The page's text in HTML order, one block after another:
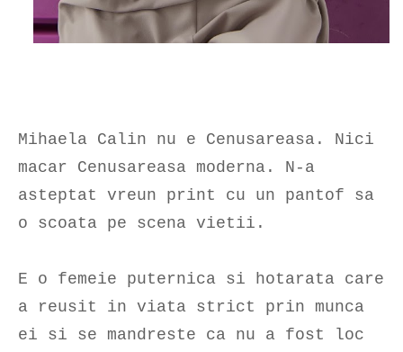
Mihaela Calin nu e Cenusareasa. Nici
macar Cenusareasa moderna. N-a
asteptat vreun print cu un pantof sa
o scoata pe scena vietii.
E o femeie puternica si hotarata care
a reusit in viata strict prin munca
ei si se mandreste ca nu a fost loc